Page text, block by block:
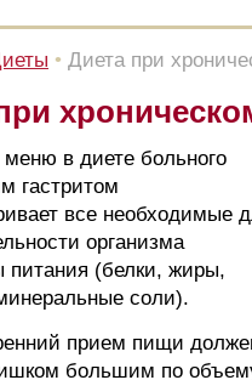
• Диета при
в диете больного
гастритом
все необходимые
организма
питания (белки, жиры,
соли).
прием пищи
большим по